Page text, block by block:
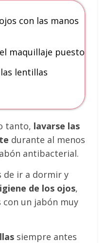
con las manos
maquillaje puesto
lentillas
tanto, lavarse las
durante al menos
antibacterial.
de ir a dormir y
de los ojos,
con un jabón muy
siempre antes